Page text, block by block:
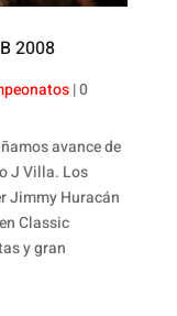
2008
| 0
avance de
J Villa. Los
Jimmy Huracán
Classic
y gran